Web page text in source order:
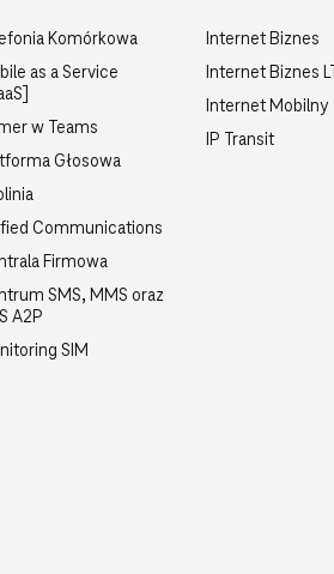
Komórkowa
as a Service
w Teams
Głosowa
Communications
Firmowa
SMS, MMS oraz
A2P
SIM
Internet Biznes
Internet Biznes
Internet Mobilny
IP Transit